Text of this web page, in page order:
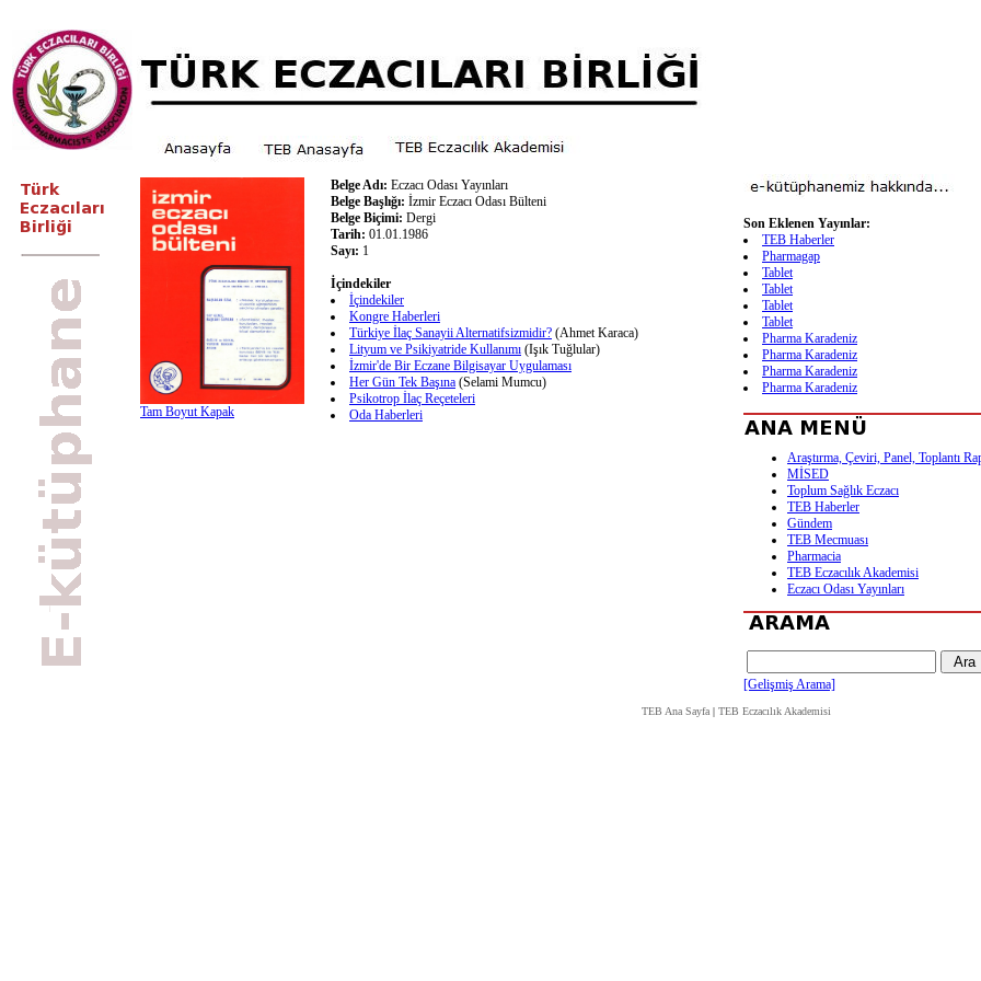
Tam Boyut Kapak
Belge Adı: Eczacı Odası Yayınları
Belge Başlığı: İzmir Eczacı Odası Bülteni
Belge Biçimi: Dergi
Tarih: 01.01.1986
Sayı: 1
İçindekiler
İçindekiler
Kongre Haberleri
Türkiye İlaç Sanayii Alternatifsizmidir? (Ahmet Karaca)
Lityum ve Psikiyatride Kullanımı (Işık Tuğlular)
İzmir'de Bir Eczane Bilgisayar Uygulaması
Her Gün Tek Başına (Selami Mumcu)
Psikotrop İlaç Reçeteleri
Oda Haberleri
Son Eklenen Yayınlar:
TEB Haberler
Pharmagap
Tablet
Tablet
Tablet
Tablet
Pharma Karadeniz
Pharma Karadeniz
Pharma Karadeniz
Pharma Karadeniz
Araştırma, Çeviri, Panel, Toplantı
MİSED
Toplum Sağlık Eczacı
TEB Haberler
Gündem
TEB Mecmuası
Pharmacia
TEB Eczacılık Akademisi
Eczacı Odası Yayınları
[Gelişmiş Arama]
TEB Ana Sayfa| TEB Eczacılık Akademisi